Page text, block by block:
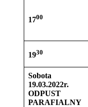
1700
1930
Sobota
19.03.2022r.
ODPUST
PARAFIALNY